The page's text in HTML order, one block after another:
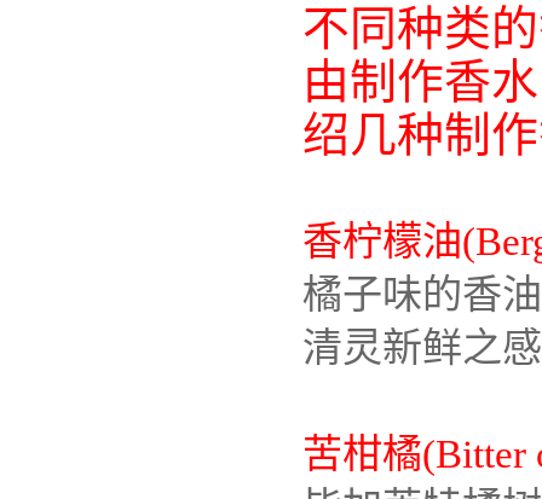
不同种类
由制作香
绍几种制
香柠檬油
橘子味的香
清灵新鲜之
苦柑橘(Bitter